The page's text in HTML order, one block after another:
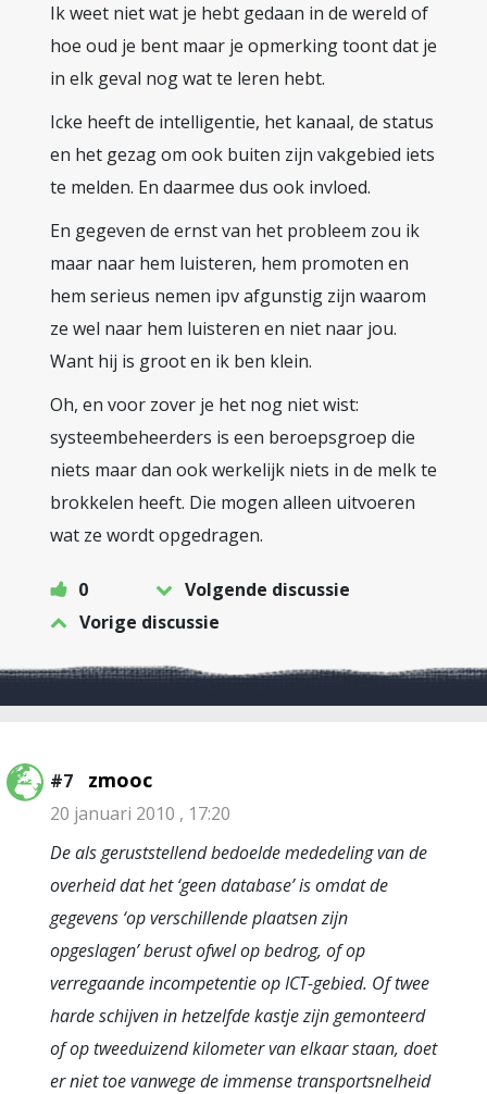
Ik weet niet wat je hebt gedaan in de wereld of
hoe oud je bent maar je opmerking toont dat je
in elk geval nog wat te leren hebt.
Icke heeft de intelligentie, het kanaal, de status
en het gezag om ook buiten zijn vakgebied iets
te melden. En daarmee dus ook invloed.
En gegeven de ernst van het probleem zou ik
maar naar hem luisteren, hem promoten en
hem serieus nemen ipv afgunstig zijn waarom
ze wel naar hem luisteren en niet naar jou.
Want hij is groot en ik ben klein.
Oh, en voor zover je het nog niet wist:
systeembeheerders is een beroepsgroep die
niets maar dan ook werkelijk niets in de melk te
brokkelen heeft. Die mogen alleen uitvoeren
wat ze wordt opgedragen.
0
Volgende discussie
Vorige discussie
#7 zmooc
20 januari 2010 , 17:20
De als geruststellend bedoelde mededeling van de
overheid dat het ‘geen database’ is omdat de
gegevens ‘op verschillende plaatsen zijn
opgeslagen’ berust ofwel op bedrog, of op
verregaande incompetentie op ICT-gebied. Of twee
harde schijven in hetzelfde kastje zijn gemonteerd
of op tweeduizend kilometer van elkaar staan, doet
er niet toe vanwege de immense transportsnelheid